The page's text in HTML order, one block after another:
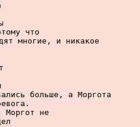
что
многие, и никакое
больше, а Моргота
Моргот не